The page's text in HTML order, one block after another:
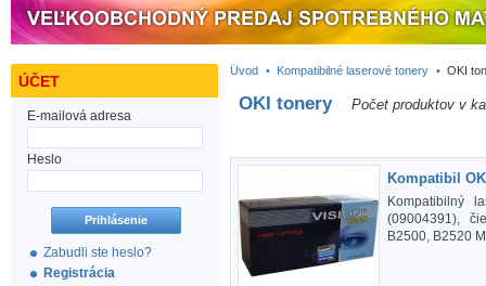
ÚČET
E-mailová adresa
Heslo
Zabudli ste heslo?
Registrácia
Úvod • Kompatibilné laserové tonery • OKI
OKI tonery Počet produktov v
Kompatibil
Kompatibilný
(09004391),
B2500, B2520